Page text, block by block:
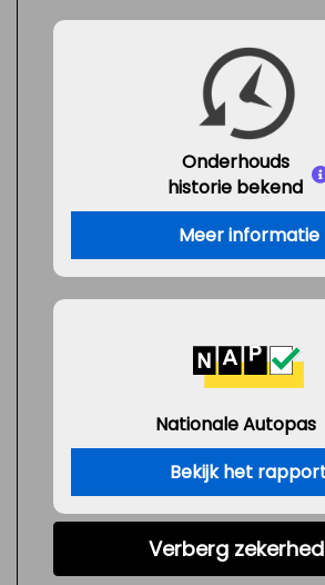
Onderhouds
historie bekend
Meer informatie
Nationale Autopas
Bekijk het
Verberg